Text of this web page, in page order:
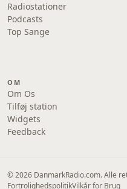
Radiostationer
Podcasts
Top Sange
OM
Om Os
Tilføj station
Widgets
Feedback
© 2026 DanmarkRadio.com. Alle
FortrolighedspolitikVilkår for Brug